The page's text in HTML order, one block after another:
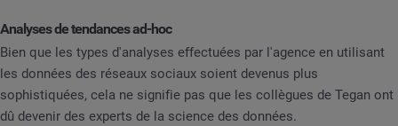
Analyses de tendances ad-hoc
Bien que les types d'analyses effectuées par l'agence en utilisant
les données des réseaux sociaux soient devenus plus
sophistiquées, cela ne signifie pas que les collègues de Tegan ont
dû devenir des experts de la science des données.